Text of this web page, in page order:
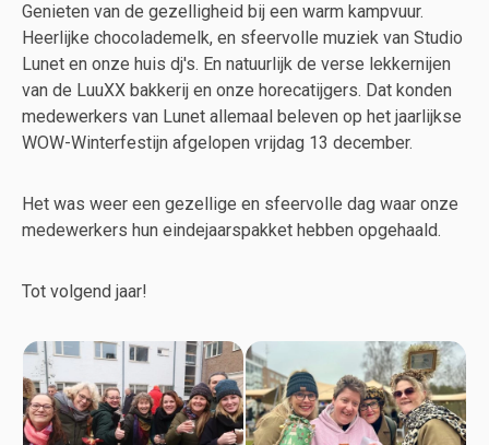
Genieten van de gezelligheid bij een warm kampvuur.
Heerlijke chocolademelk, en sfeervolle muziek van Studio
Lunet en onze huis dj's. En natuurlijk de verse lekkernijen
van de LuuXX bakkerij en onze horecatijgers. Dat konden
medewerkers van Lunet allemaal beleven op het jaarlijkse
WOW-Winterfestijn afgelopen vrijdag 13 december.
Het was weer een gezellige en sfeervolle dag waar onze
medewerkers hun eindejaarspakket hebben opgehaald.
Tot volgend jaar!